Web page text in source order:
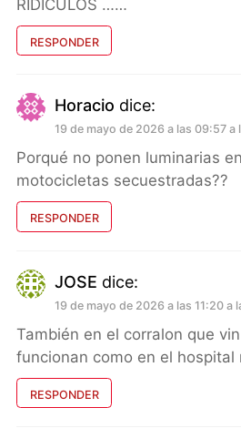
RIDICULOS ……
RESPONDER
Horacio dice:
19 de mayo de 2026 a las 09:57 a
Porqué no ponen luminarias
motocicletas secuestradas??
RESPONDER
JOSE dice:
19 de mayo de 2026 a las 11:20 a
También en el corralon que
funcionan como en el hospital
RESPONDER